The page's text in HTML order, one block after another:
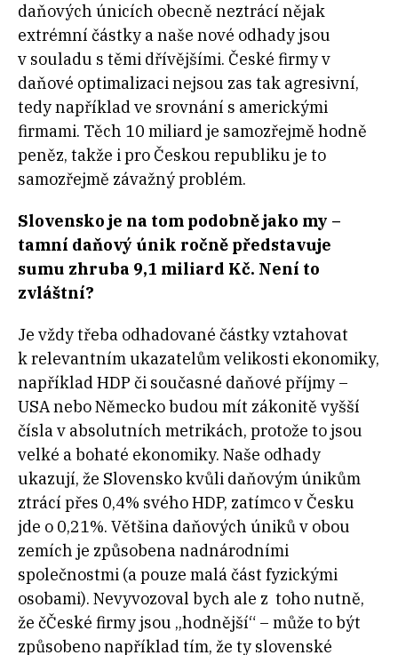
daňových únicích obecně neztrácí nějak
extrémní částky a naše nové odhady jsou
v souladu s těmi dřívějšími. České firmy v
daňové optimalizaci nejsou zas tak agresivní,
tedy například ve srovnání s americkými
firmami. Těch 10 miliard je samozřejmě hodně
peněz, takže i pro Českou republiku je to
samozřejmě závažný problém.
Slovensko je na tom podobně jako my –
tamní daňový únik ročně představuje
sumu zhruba 9,1 miliard Kč. Není to
zvláštní?
Je vždy třeba odhadované částky vztahovat
k relevantním ukazatelům velikosti ekonomiky,
například HDP či současné daňové příjmy –
USA nebo Německo budou mít zákonitě vyšší
čísla v absolutních metrikách, protože to jsou
velké a bohaté ekonomiky. Naše odhady
ukazují, že Slovensko kvůli daňovým únikům
ztrácí přes 0,4% svého HDP, zatímco v Česku
jde o 0,21%. Většina daňových úniků v obou
zemích je způsobena nadnárodními
společnostmi (a pouze malá část fyzickými
osobami). Nevyvozoval bych ale z toho nutně,
že čČeské firmy jsou „hodnější“ – může to být
způsobeno například tím, že ty slovenské